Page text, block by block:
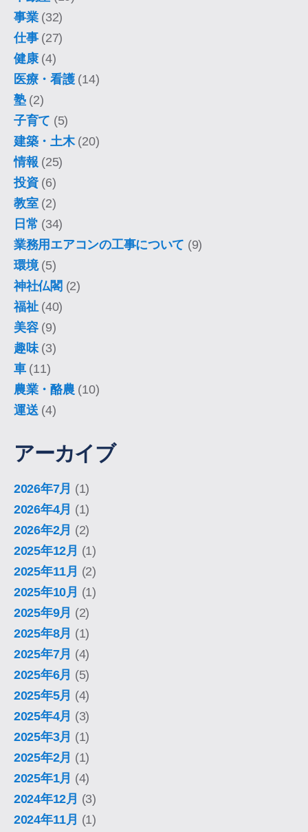
事業(32)
仕事(27)
健康(4)
医療・看護(14)
塾(2)
子育て (5)
建築・土木(20)
情報 (25)
投資(6)
教室(2)
日常 (34)
業務用エアコンの工事について (9)
環境(5)
神社仏閣 (2)
福祉(40)
美容(9)
趣味(3)
車(11)
農業・酪農 (10)
運送 (4)
アーカイブ
2026年7月 (1)
2026年4月 (1)
2026年2月 (2)
2025年12月 (1)
2025年11月 (2)
2025年10月 (1)
2025年9月 (2)
2025年8月 (1)
2025年7月 (4)
2025年6月 (5)
2025年5月 (4)
2025年4月 (3)
2025年3月 (1)
2025年2月 (1)
2025年1月 (4)
2024年12月 (3)
2024年11月 (1)